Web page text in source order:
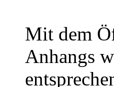
Mit dem
Anhangs